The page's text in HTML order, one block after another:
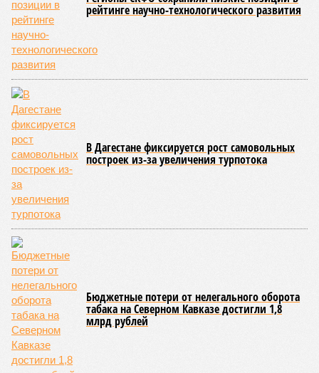
В Чукотском автономном округе число малолетних
нарушителей закона выросло с одного до шести, в
Чеченской Республике, где годом ранее таковых не было
вовсе, теперь зафиксировано восемь случаев, а в
87 человек.
Наибольший абсолютный прирост подростковой
преступности зафиксирован в трёх федеральных округах.
В Северо-Западном федеральном округе количество таких
правонарушителей выросло с 937 до 1,1 тысячи, в
Приволжском – с 2,2 до 2,3 тысячи, а в Центральном – с 1,8
до 2 тысяч человек.
В то же время в Дальневосточном и Уральском
федеральных округах ведомство зафиксировало снижение
показателя – до 1,1 тысячи в каждом из этих
макрорегионов.
Ранее сообщалось, что по итогам 2025 года Кабардино-
Балкарская Республика относилась к числу наиболее
благополучных субъектов Федерации: там на 10 тысяч
жителей приходилось в среднем 69,2 преступления, и с
таким показателем регион входил в пятёрку субъектов РФ